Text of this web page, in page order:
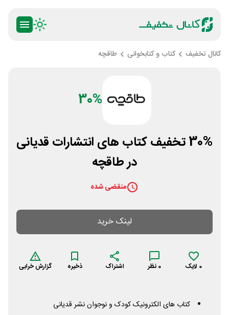
کانال تخفیف کتاب و کتابخوانی طاقچه
30%
30% تخفیف کتاب های انتشارات قدیانی
در طاقچه
منقضی شده
لینک خرید
0 لایک 0 نظر اشتراک ذخیره گزارش خرابی
کتاب های الکترونیک کودک و نوجوان نشر قدیانی